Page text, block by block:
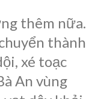
thêm nữa.
thành
xé toạc
An vùng